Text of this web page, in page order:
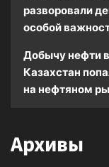
разворовали
особой
Добычу нефти
Казахстан
на нефтяном
Архивы